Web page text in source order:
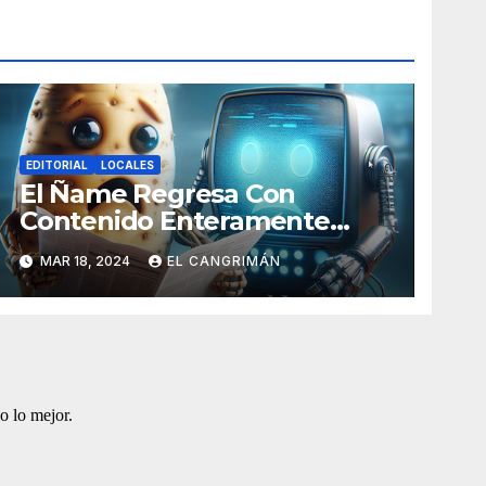
EDITORIAL LOCALES
El Ñame Regresa Con
Contenido Enteramente
Generado Por Inteligencia
Artificial
MAR 18, 2024 EL CANGRIMÁN